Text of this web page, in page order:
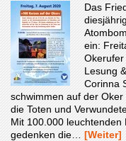
Das
ein:
Lesung
Corinna
schwimmen auf der
die Toten und
Mit 100.000
gedenken die… [Weiter]